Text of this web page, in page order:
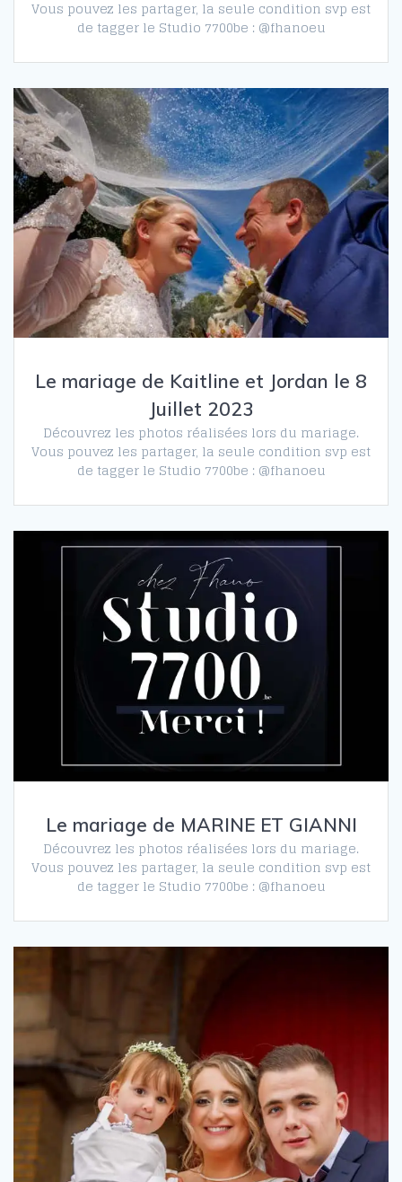
Vous pouvez les partager, la seule condition svp est
de tagger le Studio 7700be : @fhanoeu
Le mariage de Kaitline et Jordan le 8
Juillet 2023
Découvrez les photos réalisées lors du mariage.
Vous pouvez les partager, la seule condition svp est
de tagger le Studio 7700be : @fhanoeu
Le mariage de MARINE ET GIANNI
Découvrez les photos réalisées lors du mariage.
Vous pouvez les partager, la seule condition svp est
de tagger le Studio 7700be : @fhanoeu